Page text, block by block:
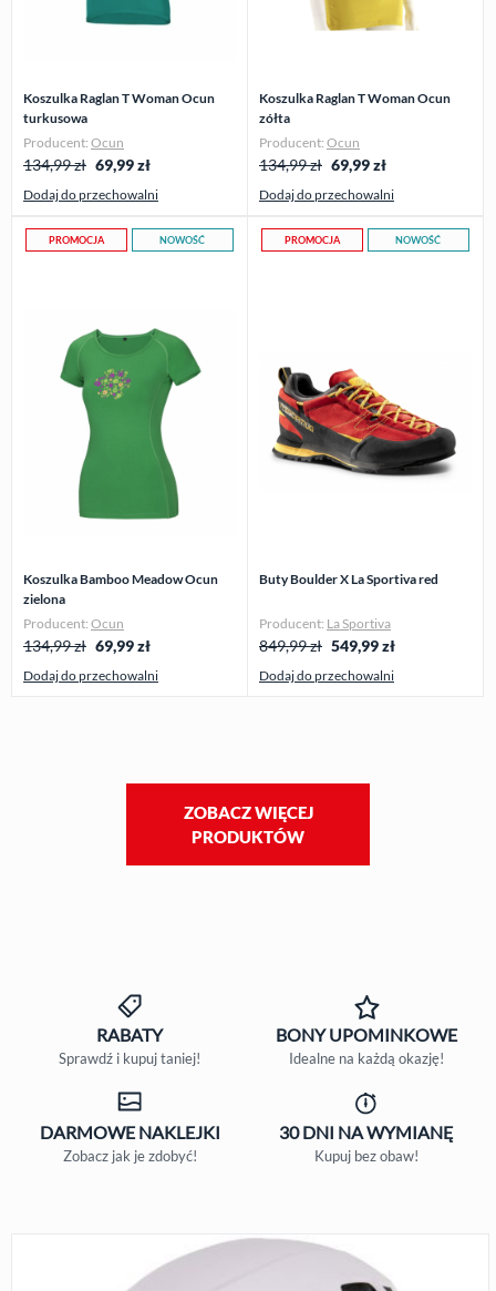
Koszulka Raglan T Woman Ocun
turkusowa
Producent: Ocun
134,99 zł 69,99zł
Dodaj do przechowalni
Koszulka Raglan T Woman Ocun
zółta
Producent: Ocun
134,99 zł 69,99zł
Dodaj do przechowalni
PROMOCJA NOWOŚĆ
Koszulka Bamboo Meadow Ocun
zielona
Producent: Ocun
134,99 zł 69,99zł
Dodaj do przechowalni
PROMOCJA NOWOŚĆ
Buty Boulder X La Sportiva red
Producent: La Sportiva
849,99 zł 549,99zł
Dodaj do przechowalni
ZOBACZ WIĘCEJ
PRODUKTÓW
RABATY
Sprawdź i kupuj taniej!
BONYUPOMINKOWE
Idealne na każdą okazję!
DARMOWENAKLEJKI
Zobacz jak je zdobyć!
30 DNI NA WYMIANĘ
Kupuj bez obaw!